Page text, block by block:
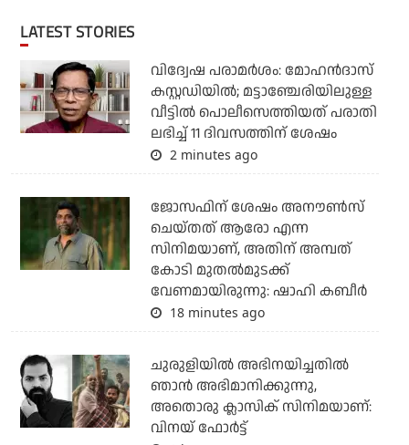
LATEST STORIES
വിദ്വേഷ പരാമര്‍ശം: മോഹന്‍ദാസ്
കസ്റ്റഡിയില്‍; മട്ടാഞ്ചേരിയിലുള്ള
വീട്ടില്‍ പൊലീസെത്തിയത് പരാതി
ലഭിച്ച് 11 ദിവസത്തിന് ശേഷം
2 minutes ago
ജോസഫിന് ശേഷം അനൗണ്‍സ്
ചെയ്തത് ആരോ എന്ന
സിനിമയാണ്, അതിന് അമ്പത്
കോടി മുതല്‍മുടക്ക്
വേണമായിരുന്നു: ഷാഹി കബീര്‍
18 minutes ago
ചുരുളിയിൽ അഭിനയിച്ചതിൽ
ഞാൻ അഭിമാനിക്കുന്നു,
അതൊരു ക്ലാസിക് സിനിമയാണ്:
വിനയ് ഫോർട്ട്